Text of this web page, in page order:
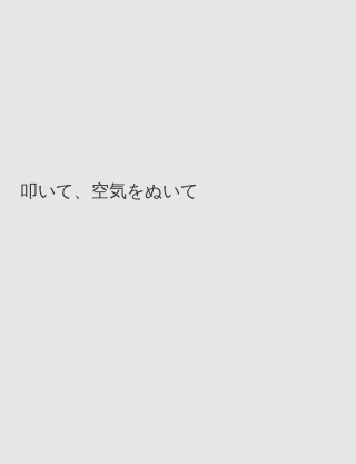
叩いて、空気をぬいて